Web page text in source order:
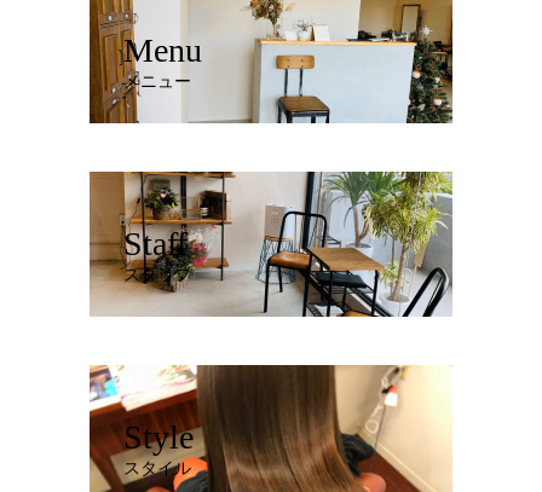
Menu
メニュー
Staff
スタッフ
Style
スタイル